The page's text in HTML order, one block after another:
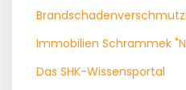
Immobilien Schrammek
Das SHK-Wissensportal